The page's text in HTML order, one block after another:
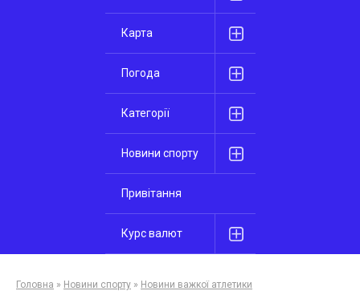
Карта
Погода
Категорії
Новини спорту
Привітання
Курс валют
Головна » Новини спорту » Новини важкої атлетики